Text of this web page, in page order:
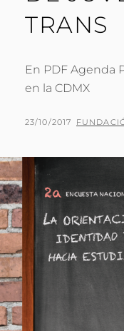
TRANS
En PDF Agenda
en la CDMX
PUBLICADO
23/10/2017 POR